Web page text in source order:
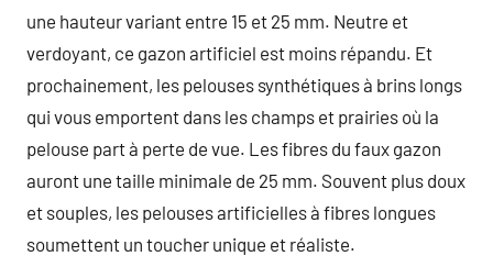
une hauteur variant entre 15 et 25 mm. Neutre et
verdoyant, ce gazon artificiel est moins répandu. Et
prochainement, les pelouses synthétiques à brins longs
qui vous emportent dans les champs et prairies où la
pelouse part à perte de vue. Les fibres du faux gazon
auront une taille minimale de 25 mm. Souvent plus doux
et souples, les pelouses artificielles à fibres longues
soumettent un toucher unique et réaliste.